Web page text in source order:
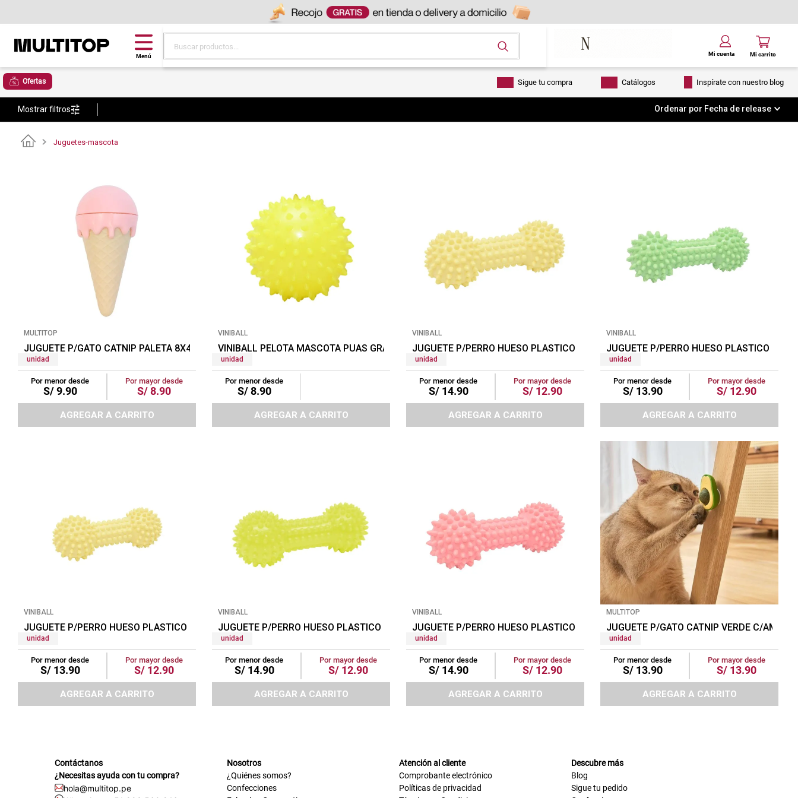
Ofertas Sigue tu compra Catálogos Inspírate con nuestro blog
Mostrar filtros Ordenar por Fecha de release
Juguetes-mascota
MULTITOP
JUGUETE P/GATO CATNIP PALETA 8X4CM ROSADO
unidad
Por menor desde
S/ 9.90
Por mayor desde
S/ 8.90
AGREGAR A CARRITO
VINIBALL
VINIBALL PELOTA MASCOTA PUAS GRANDE AMARILLO
unidad
Por menor desde
S/ 8.90
AGREGAR A CARRITO
VINIBALL
JUGUETE P/PERRO HUESO PLASTICO PASTEL GRANDE AMARILLO
unidad
Por menor desde
S/ 14.90
Por mayor desde
S/ 12.90
AGREGAR A CARRITO
VINIBALL
JUGUETE P/PERRO HUESO PLASTICO
unidad
Por menor desde
S/ 13.90
Por mayor desde
S/ 12.90
AGREGAR A CARRITO
VINIBALL
JUGUETE P/PERRO HUESO PLASTICO PASTEL CHICO AMARILLO
unidad
Por menor desde
S/ 13.90
Por mayor desde
S/ 12.90
AGREGAR A CARRITO
VINIBALL
JUGUETE P/PERRO HUESO PLASTICO GRANDE AMARILLO
unidad
Por menor desde
S/ 14.90
Por mayor desde
S/ 12.90
AGREGAR A CARRITO
VINIBALL
JUGUETE P/PERRO HUESO PLASTICO PASTEL GRANDE ROSADO
unidad
Por menor desde
S/ 14.90
Por mayor desde
S/ 12.90
AGREGAR A CARRITO
MULTITOP
JUGUETE P/GATO CATNIP VERDE C/
unidad
Por menor desde
S/ 13.90
Por mayor desde
S/ 13.90
AGREGAR A CARRITO
Contáctanos
¿Necesitas ayuda con tu compra?
hola@multitop.pe
Nosotros
¿Quiénes somos?
Confecciones
Atención al cliente
Comprobante electrónico
Políticas de privacidad
Descubre más
Blog
Sigue tu pedido